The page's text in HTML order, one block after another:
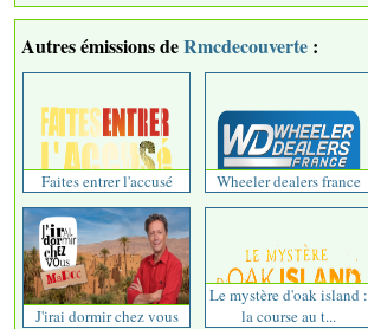
Autres émissions deRmcdecouverte :
Faites entrer l'accusé Wheeler dealers france
J'irai dormir chez vous
Le mystère d'oak island :
la course au t...